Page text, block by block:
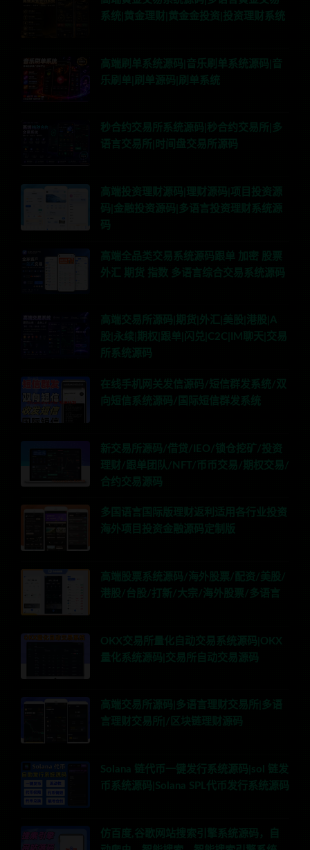
系统|黄金理财|黄金金投资|投资理财系统
高端刷单系统源码|音乐刷单系统源码|音
乐刷单|刷单源码|刷单系统
秒合约交易所系统源码|秒合约交易所|多
语言交易所|时间盘交易所源码
高端投资理财源码|理财源码|项目投资源
码|金融投资源码|多语言投资理财系统源
码
高端全品类交易系统源码跟单 加密 股票
外汇 期货 指数 多语言综合交易系统源码
高端交易所源码|期货|外汇|美股|港股|A
股|永续|期权|跟单|闪兑|C2C|IM聊天|交易
所系统源码
在线手机网关发信源码/短信群发系统/双
向短信系统源码/国际短信群发系统
新交易所源码/借贷/IEO/锁仓挖矿/投资
理财/跟单团队/NFT/币币交易/期权交易/
合约交易源码
多国语言国际版理财返利适用各行业投资
海外项目投资金融源码定制版
高端股票系统源码/海外股票/配资/美股/
港股/台股/打新/大宗/海外股票/多语言
OKX交易所量化自动交易系统源码|OKX
量化系统源码|交易所自动交易源码
高端交易所源码|多语言理财交易所|多语
言理财交易所|/区块链理财源码
Solana 链代币一键发行系统源码|sol 链发
币系统源码|Solana SPL代币发行系统源码
仿百度,谷歌网站搜索引擎系统源码，自